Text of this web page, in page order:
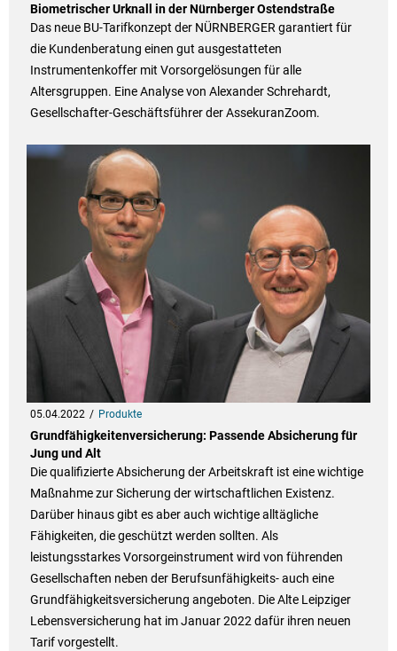
Biometrischer Urknall in der Nürnberger Ostendstraße
Das neue BU-Tarifkonzept der NÜRNBERGER garantiert für
die Kundenberatung einen gut ausgestatteten
Instrumentenkoffer mit Vorsorgelösungen für alle
Altersgruppen. Eine Analyse von Alexander Schrehardt,
Gesellschafter-Geschäftsführer der AssekuranZoom.
05.04.2022 Produkte
Grundfähigkeitenversicherung: Passende Absicherung für
Jung und Alt
Die qualifizierte Absicherung der Arbeitskraft ist eine wichtige
Maßnahme zur Sicherung der wirtschaftlichen Existenz.
Darüber hinaus gibt es aber auch wichtige alltägliche
Fähigkeiten, die geschützt werden sollten. Als
leistungsstarkes Vorsorgeinstrument wird von führenden
Gesellschaften neben der Berufsunfähigkeits- auch eine
Grundfähigkeitsversicherung angeboten. Die Alte Leipziger
Lebensversicherung hat im Januar 2022 dafür ihren neuen
Tarif vorgestellt.